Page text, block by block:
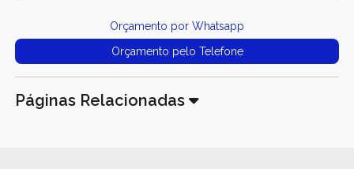
Orçamento por Whatsapp
Orçamento pelo Telefone
Páginas Relacionadas